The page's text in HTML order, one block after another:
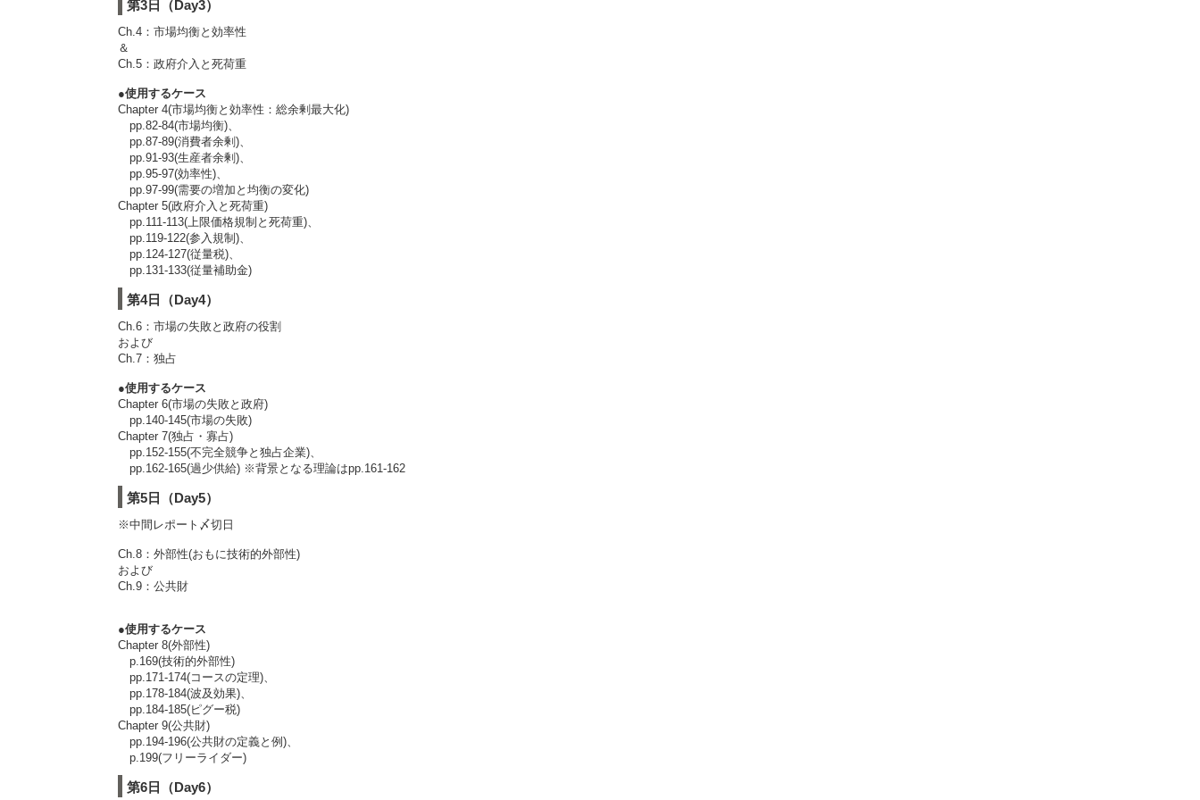
第3日（Day3）
Ch.4：市場均衡と効率性
＆
Ch.5：政府介入と死荷重
●使用するケース
Chapter 4(市場均衡と効率性：総余剰最大化)
pp.82-84(市場均衡)、
pp.87-89(消費者余剰)、
pp.91-93(生産者余剰)、
pp.95-97(効率性)、
pp.97-99(需要の増加と均衡の変化)
Chapter 5(政府介入と死荷重)
pp.111-113(上限価格規制と死荷重)、
pp.119-122(参入規制)、
pp.124-127(従量税)、
pp.131-133(従量補助金)
第4日（Day4）
Ch.6：市場の失敗と政府の役割
および
Ch.7：独占
●使用するケース
Chapter 6(市場の失敗と政府)
pp.140-145(市場の失敗)
Chapter 7(独占・寡占)
pp.152-155(不完全競争と独占企業)、
pp.162-165(過少供給) ※背景となる理論はpp.161-162
第5日（Day5）
※中間レポート〆切日
Ch.8：外部性(おもに技術的外部性)
および
Ch.9：公共財
●使用するケース
Chapter 8(外部性)
p.169(技術的外部性)
pp.171-174(コースの定理)、
pp.178-184(波及効果)、
pp.184-185(ピグー税)
Chapter 9(公共財)
pp.194-196(公共財の定義と例)、
p.199(フリーライダー)
第6日（Day6）